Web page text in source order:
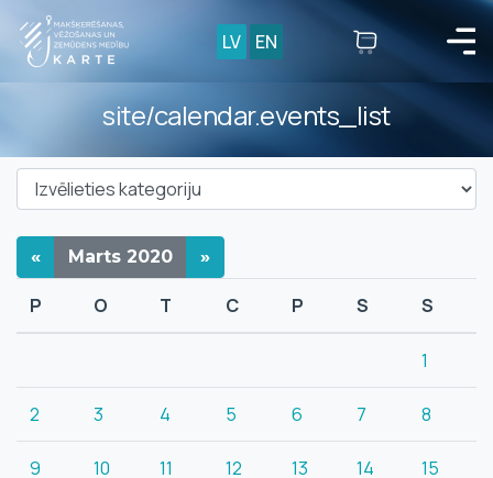
LV EN
site/calendar.events_list
« Marts 2020 »
P O T C P S S
1
2 3 4 5 6 7 8
9 10 11 12 13 14 15